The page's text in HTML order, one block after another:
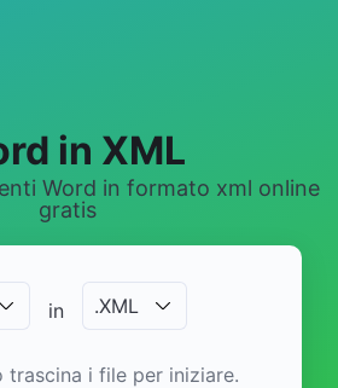
in XML
Word in formato xml online
gratis
in .XML
trascina i file per iniziare.